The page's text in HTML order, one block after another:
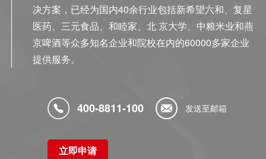
决方案，已经为国内40余行业包括新希望六和、复星
医药、三元食品、和睦家、北 京大学、中粮米业和燕
京啤酒等众多知名企业和院校在内的60000多家企业
提供服务。
400-8811-100 发送至邮箱
立即申请